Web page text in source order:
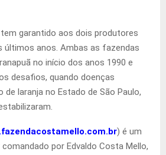
garantido aos dois produtores
últimos anos. Ambas as fazendas
no início dos anos 1990 e
desafios, quando doenças
de laranja no Estado de São Paulo,
) é um
por Edvaldo Costa Mello,